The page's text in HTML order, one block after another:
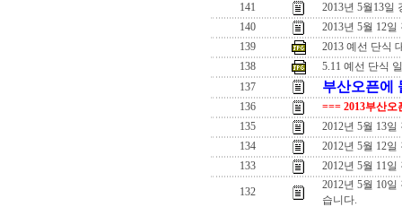
141
2013년 5월13일
140
2013년 5월 12
139
2013 예선 단식
138
5.11 예선 단식
137
부산오픈에
136
=== 2013부산
135
2012년 5월 13
134
2012년 5월 12
133
2012년 5월 11
132
2012년 5월 10
습니다.